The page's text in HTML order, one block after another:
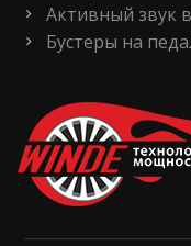
Активный звук
Бустеры на